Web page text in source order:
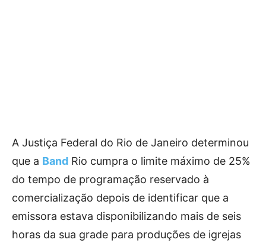
A Justiça Federal do Rio de Janeiro determinou
que a Band Rio cumpra o limite máximo de 25%
do tempo de programação reservado à
comercialização depois de identificar que a
emissora estava disponibilizando mais de seis
horas da sua grade para produções de igrejas